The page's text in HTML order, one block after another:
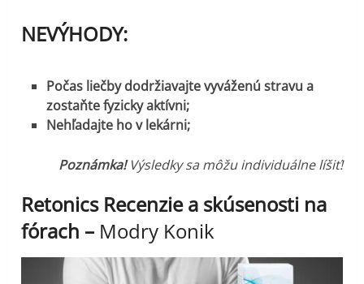
NEVÝHODY:
Počas liečby dodržiavajte vyváženú stravu a
zostaňte fyzicky aktívni;
Nehľadajte ho v lekárni;
Poznámka!Výsledky sa môžu individuálne líšiť!
Retonics Recenzie a skúsenosti na
fórach – Modry Konik